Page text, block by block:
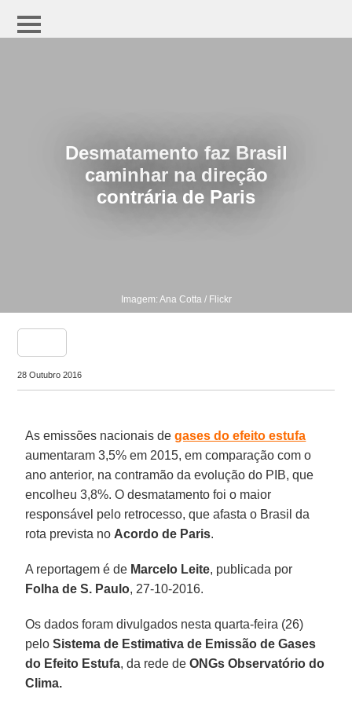
Desmatamento faz Brasil
caminhar na direção
contrária de Paris
Imagem: Ana Cotta / Flickr
28 Outubro 2016
As emissões nacionais degases do efeito estufa
aumentaram 3,5% em 2015, em comparação com o
ano anterior, na contramão da evolução do PIB, que
encolheu 3,8%. O desmatamento foi o maior
responsável pelo retrocesso, que afasta o Brasil da
rota prevista no Acordo de Paris.
A reportagem é de Marcelo Leite, publicada por
Folha de S. Paulo, 27-10-2016.
Os dados foram divulgados nesta quarta-feira (26)
peloSistema de Estimativa de Emissão de Gases
do Efeito Estufa, da rede deONGs Observatório do
Clima.